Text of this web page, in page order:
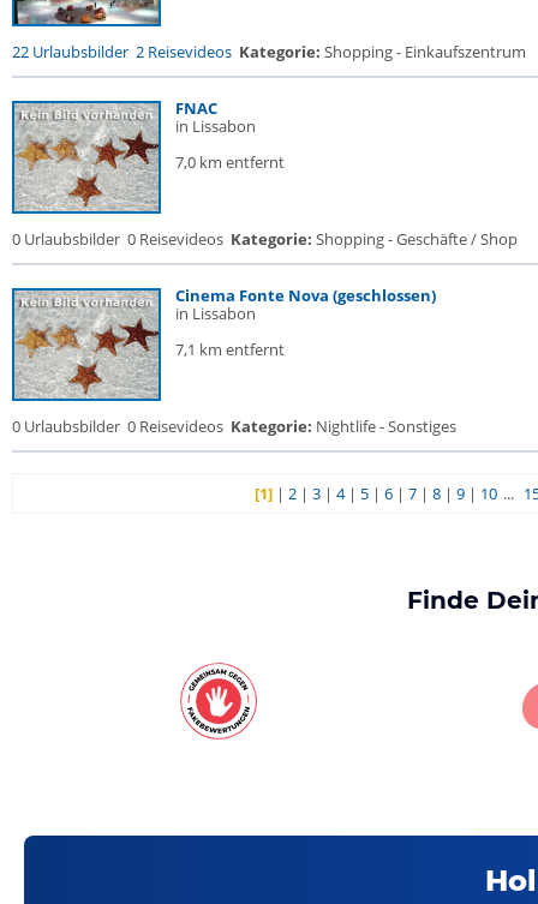
22 Urlaubsbilder 2 Reisevideos Kategorie: Shopping - Einkaufszentrum
FNAC
in Lissabon
7,0 km entfernt
0 Urlaubsbilder 0 Reisevideos Kategorie: Shopping - Geschäfte / Shop
Cinema Fonte Nova (geschlossen)
in Lissabon
7,1 km entfernt
0 Urlaubsbilder 0 Reisevideos Kategorie: Nightlife - Sonstiges
[1]| 2| 3| 4| 5| 6| 7| 8| 9| 10 ...
Finde